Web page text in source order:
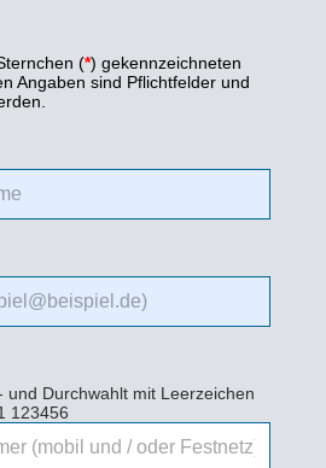
(*) gekennzeichneten
Angaben sind Pflichtfelder und
und Durchwahlt mit Leerzeichen
123456